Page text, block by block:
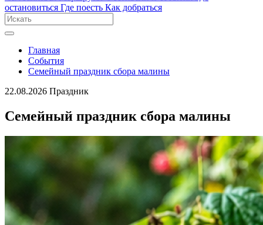
остановиться Где поесть Как добраться
Главная
События
Семейный праздник сбора малины
22.08.2026 Праздник
Семейный праздник сбора малины